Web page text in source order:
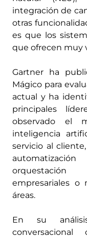
integración de
otras
es que los
que ofrecen muy
Gartner ha
Mágico para
actual y ha
principales
observado el
inteligencia
servicio al
empresariales o
áreas.
En su